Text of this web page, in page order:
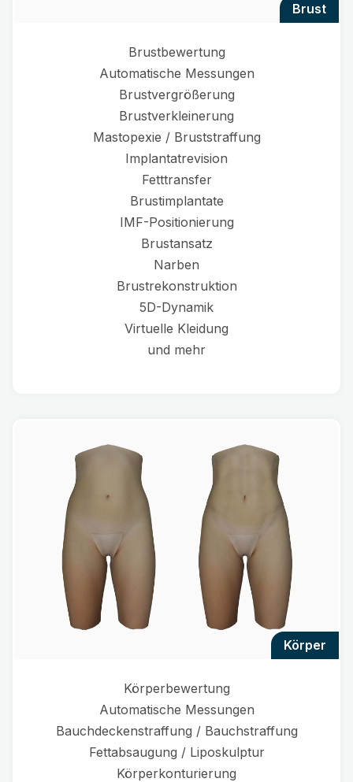
brust
Brustbewertung
Automatische Messungen
Brustvergrößerung
Brustverkleinerung
Mastopexie / Bruststraffung
Implantatrevision
Fetttransfer
Brustimplantate
IMF-Positionierung
Brustansatz
Narben
Brustrekonstruktion
5D-Dynamik
Virtuelle Kleidung
und mehr
körper
Körperbewertung
Automatische Messungen
Bauchdeckenstraffung / Bauchstraffung
Fettabsaugung / Liposkulptur
Körperkonturierung